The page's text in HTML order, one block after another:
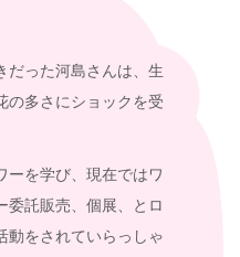
だった河島さんは、生
の多さにショックを受
ーを学び、現在ではワ
委託販売、個展、とロ
動をされていらっしゃ